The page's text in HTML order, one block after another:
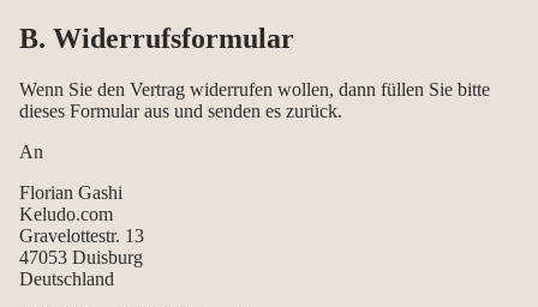
B. Widerrufsformular
Wenn Sie den Vertrag widerrufen wollen, dann füllen Sie bitte
dieses Formular aus und senden es zurück.
An
Florian Gashi
Keludo.com
Gravelottestr. 13
47053 Duisburg
Deutschland